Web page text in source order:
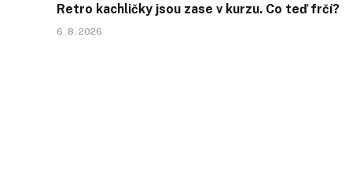
Retro kachličky jsou zase v kurzu. Co teď frčí?
6. 8. 2026